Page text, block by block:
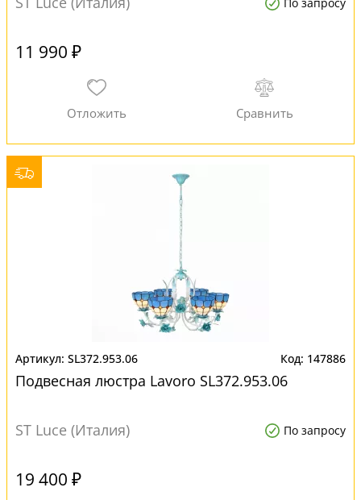
11 990 ₽
SL372.953.06 147886
Подвесная люстра Lavoro SL372.953.06
ST Luce (Италия) По запросу
19 400 ₽